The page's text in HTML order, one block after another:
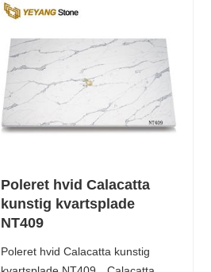
Poleret hvid Calacatta
kunstig kvartsplade
NT409
Poleret hvid Calacatta kunstig